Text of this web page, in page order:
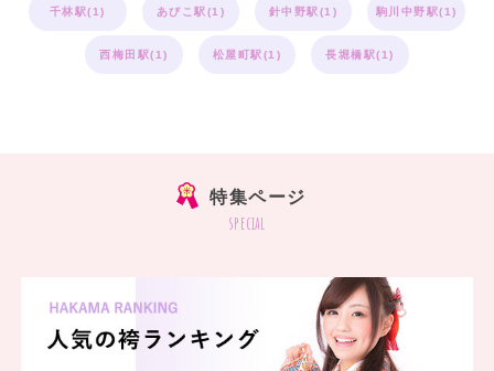
千林駅(1) あびこ駅(1) 針中野駅(1) 駒川中野駅(1)
西梅田駅(1) 松屋町駅(1) 長堀橋駅(1)
特集ページ
special